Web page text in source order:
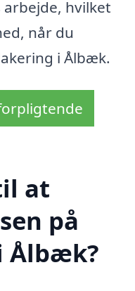
hvilket
når du
i Ålbæk.
at
på
Ålbæk?